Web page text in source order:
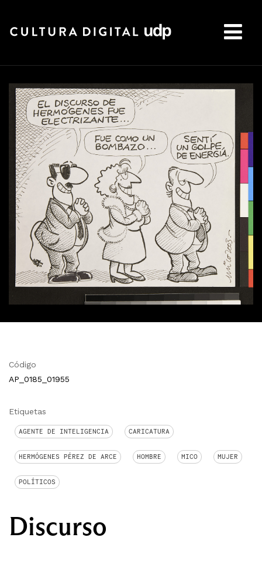
Código
AP_0185_01955
Etiquetas
AGENTE DE INTELIGENCIA CARICATURA
HERMÓGENES PÉREZ DE ARCE HOMBRE MICO MUJER
POLÍTICOS
Discurso